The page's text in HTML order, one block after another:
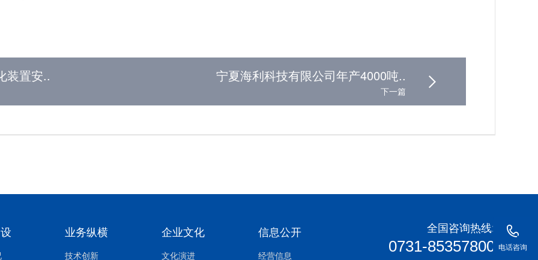
电话咨询
装置安.. 宁夏海利科技有限公司年产4000吨..
下一篇
业务纵横
技术创新
企业文化
文化演进
信息公开
经营信息
全国咨询热线:
0731-85357800